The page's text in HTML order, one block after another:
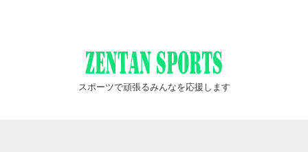
スポーツで頑張るみんなを応援します